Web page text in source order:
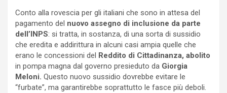
Conto alla rovescia per gli italiani che sono in attesa del
pagamento del nuovo assegno di inclusione da parte
dell’INPS: si tratta, in sostanza, di una sorta di sussidio
che eredita e addirittura in alcuni casi ampia quelle che
erano le concessioni del
Reddito di Cittadinanza, abolito
in pompa magna dal governo presieduto da Giorgia
Meloni. Questo nuovo sussidio dovrebbe evitare le
“furbate”, ma garantirebbe soprattutto le fasce più deboli.